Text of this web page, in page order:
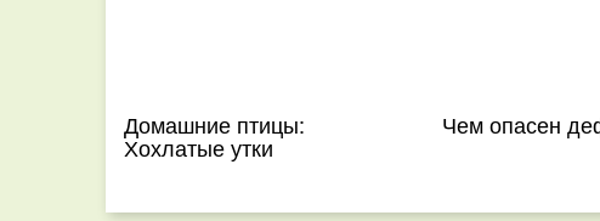
Домашние птицы:
Хохлатые утки
Чем опасен